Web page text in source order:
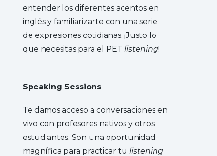
entender los diferentes acentos en
inglés y familiarizarte con una serie
de expresiones cotidianas. ¡Justo lo
que necesitas para el PET listening!
Speaking Sessions
Te damos acceso a conversaciones en
vivo con profesores nativos y otros
estudiantes. Son una oportunidad
magnífica para practicar tu listening